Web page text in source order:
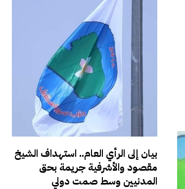
بيان إلى الرأي العام.. استهداف الشيخ
مقصود والأشرفية جريمة بحق
المدنيين وسط صمت دولي